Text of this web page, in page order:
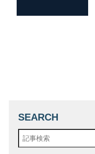
SEARCH